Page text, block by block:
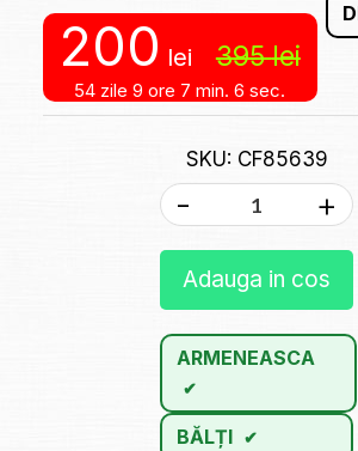
200 lei 395lei
54 zile 9 ore 7 min. 6 sec.
SKU: CF85639
- +
Adauga in cos
ARMENEASCA
BĂLȚI